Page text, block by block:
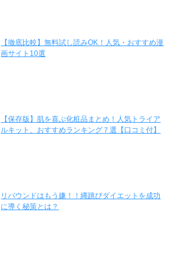
【徹底比較】無料試し読みOK！人気・おすすめ漫
画サイト10選
【保存版】肌を喜ぶ化粧品まとめ！人気トライア
ルキット、おすすめランキング７選【口コミ付】
リバウンドはもう嫌！！縄跳びダイエットを成功
に導く秘策とは？